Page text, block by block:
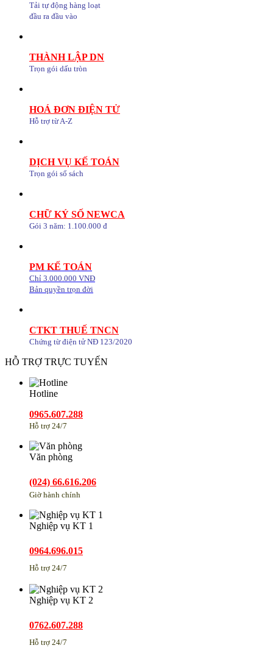
Tải tự động hàng loạt
đầu ra đầu vào
THÀNH LẬP DN
Trọn gói dấu tròn
HOÁ ĐƠN ĐIỆN TỬ
Hỗ trợ từ A-Z
DỊCH VỤ KẾ TOÁN
Trọn gói sổ sách
CHỮ KÝ SỐ NEWCA
Gói 3 năm: 1.100.000 đ
PM KẾ TOÁN
Chỉ 3.000.000 VNĐ
Bản quyền trọn đời
CTKT THUẾ TNCN
Chứng từ điện tử NĐ 123/2020
HỖ TRỢ TRỰC TUYẾN
Hotline
0965.607.288
Hỗ trợ 24/7
Văn phòng
(024) 66.616.206
Giờ hành chính
Nghiệp vụ KT 1
0964.696.015
Hỗ trợ 24/7
Nghiệp vụ KT 2
0762.607.288
Hỗ trợ 24/7